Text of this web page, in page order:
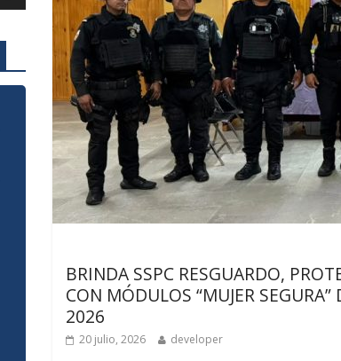
BRINDA SSPC RESGUARDO,
CON MÓDULOS “MUJER
2026
20 julio, 2026 developer